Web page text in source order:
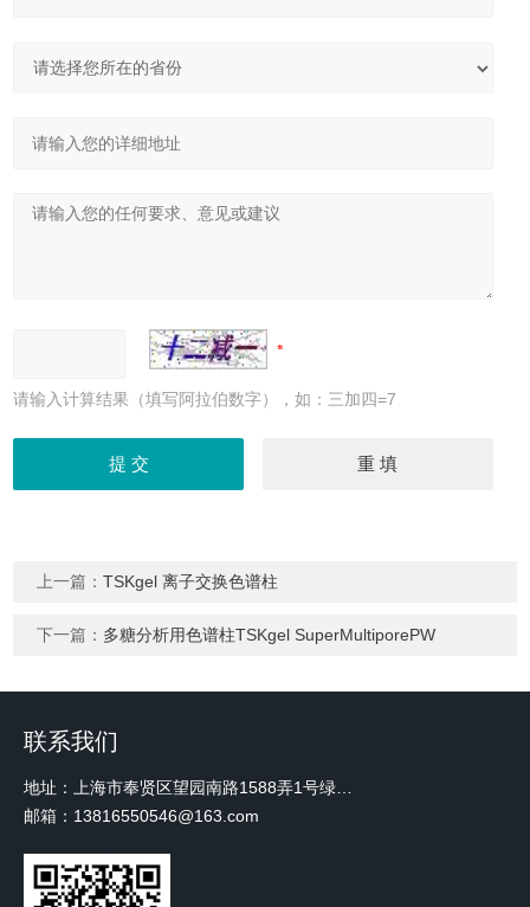
请输入计算结果（填写阿拉伯数字），如：三加四=7
上一篇：TSKgel 离子交换色谱柱
下一篇： 多糖分析用色谱柱TSKgel SuperMultiporePW
联系我们
邮箱：13816550546@163.com